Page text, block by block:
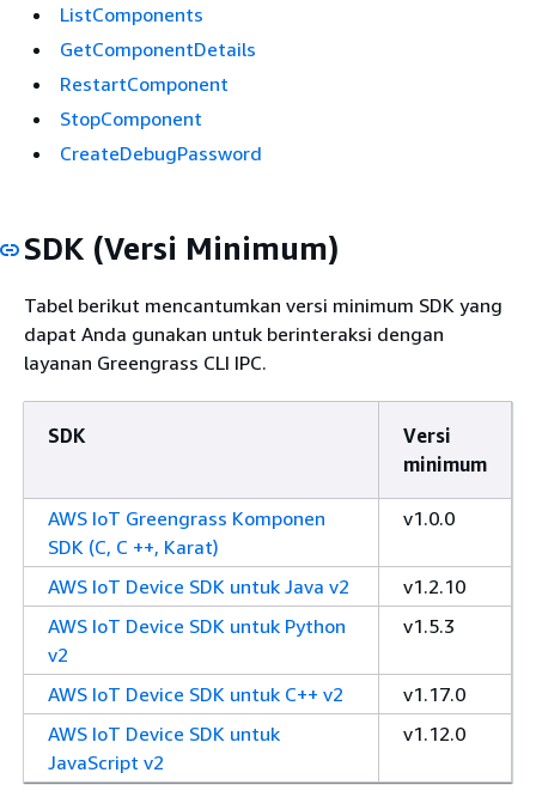
ListComponents
GetComponentDetails
RestartComponent
StopComponent
CreateDebugPassword
SDK (Versi Minimum)
Tabel berikut mencantumkan versi minimum SDK yang
dapat Anda gunakan untuk berinteraksi dengan
layanan Greengrass CLI IPC.
SDK
Versi
minimum
AWS IoT Greengrass Komponen
SDK (C, C ++, Karat)
v1.0.0
AWS IoT Device SDK untuk Java v2
v1.2.10
AWS IoT Device SDK untuk Python
v2
v1.5.3
AWS IoT Device SDK untuk C++ v2
v1.17.0
AWS IoT Device SDK untuk
JavaScript v2
v1.12.0